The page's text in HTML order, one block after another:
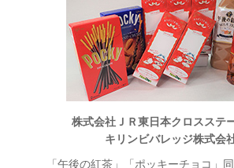
株式会社ＪＲ東日本クロスステ
キリンビバレッジ株式会
「午後の紅茶」「ポッキーチョコ」